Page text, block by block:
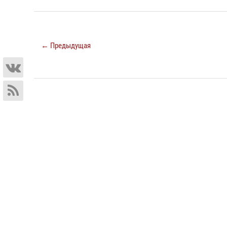
← Предыдущая